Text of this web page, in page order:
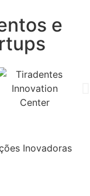
e
Inovadoras